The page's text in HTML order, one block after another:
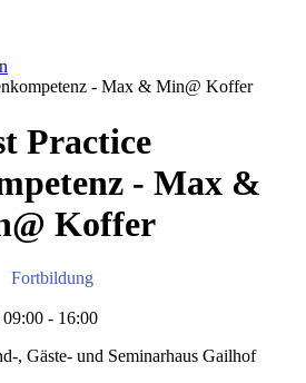
- Max & Min@ Koffer
Practice
- Max &
Koffer
Fortbildung
09:00 - 16:00
, Gäste- und Seminarhaus Gailhof